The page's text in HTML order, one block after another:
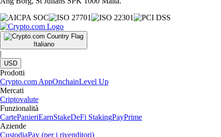
Italiano
|
USD
Prodotti
Crypto.com AppOnchainLevel Up
Mercati
Criptovalute
Funzionalità
CartePanieriEarnStakeDeFi StakingPayPrime
Aziende
CustodiaPay (per i rivenditori)